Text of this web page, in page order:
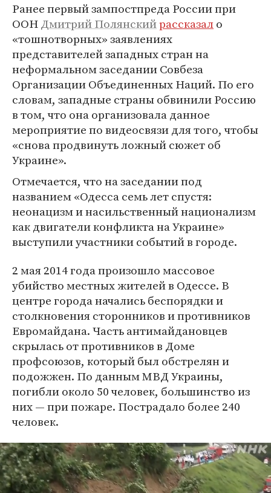
Ранее первый зампостпреда России при
ООНДмитрий Полянскийрассказало
«тошнотворных» заявлениях
представителей западных стран на
неформальном заседании Совбеза
Организации Объединенных Наций. По его
словам, западные страны обвинили Россию
в том, что она организовала данное
мероприятие по видеосвязи для того, чтобы
«снова продвинуть ложный сюжет об
Украине».
Отмечается, что на заседании под
названием «Одесса семь лет спустя:
неонацизм и насильственный национализм
как двигатели конфликта на Украине»
выступили участники событий в городе.
2 мая 2014 года произошло массовое
убийство местных жителей в Одессе. В
центре города начались беспорядки и
столкновения сторонников и противников
Евромайдана. Часть антимайдановцев
скрылась от противников в Доме
профсоюзов, который был обстрелян и
подожжен. По данным МВД Украины,
погибли около 50 человек, большинство из
них — при пожаре. Пострадало более 240
человек.